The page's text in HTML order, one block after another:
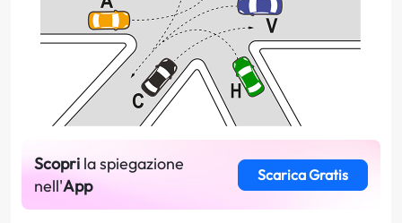
Scopri la spiegazione
nell'App
Scarica Gratis